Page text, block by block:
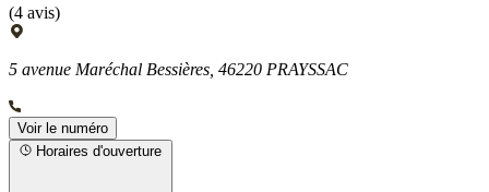
(4 avis)
5 avenue Maréchal Bessières, 46220 PRAYSSAC
Voir le numéro
Horaires d'ouverture